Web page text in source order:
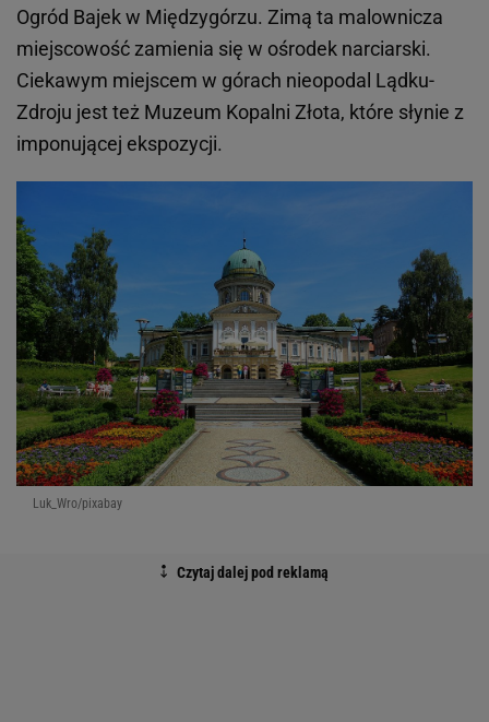
Ogród Bajek w Międzygórzu. Zimą ta malownicza
miejscowość zamienia się w ośrodek narciarski.
Ciekawym miejscem w górach nieopodal Lądku-
Zdroju jest też Muzeum Kopalni Złota, które słynie z
imponującej ekspozycji.
Luk_Wro/pixabay